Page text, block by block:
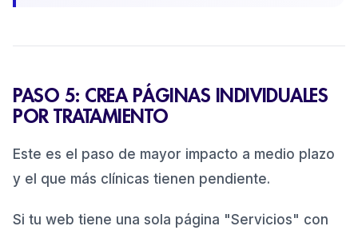
PASO 5: CREA PÁGINAS INDIVIDUALES
POR TRATAMIENTO
Este es el paso de mayor impacto a medio plazo
y el que más clínicas tienen pendiente.
Si tu web tiene una sola página "Servicios" con